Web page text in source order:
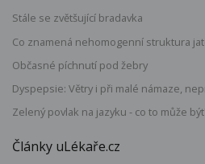
Stále se zvětšující bradavka
Co znamená nehomogenní struktura
Občasné píchnutí pod žebry
Dyspepsie: Větry i při malé námaze,
Zelený povlak na jazyku - co to může
Články uLékaře.cz